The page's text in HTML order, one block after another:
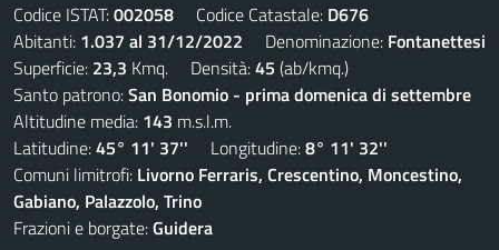
Codice ISTAT:002058 Codice Catastale: D676
Abitanti: 1.037 al 31/12/2022 Denominazione: Fontanettesi
Superficie: 23,3 Kmq. Densità:45 (ab/kmq.)
Santo patrono:San Bonomio - prima domenica di settembre
Altitudine media: 143 m.s.l.m.
Latitudine:45° 11' 37'' Longitudine:8° 11' 32''
Comuni limitrofi: Livorno Ferraris, Crescentino, Moncestino,
Gabiano, Palazzolo, Trino
Frazioni e borgate:Guidera